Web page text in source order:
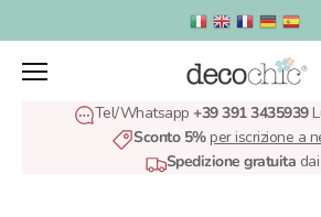
al
contenuto
Tel/Whatsapp +39 391 3435939
Sconto 5%per iscrizione a
Spedizione gratuita